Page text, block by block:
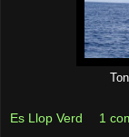
Es Llop Verd 1